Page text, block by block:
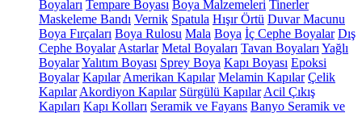
Boyaları Tempare Boyası Boya Malzemeleri Tinerler
Maskeleme Bandı Vernik Spatula Hışır Örtü Duvar Macunu
Boya Fırçaları Boya Rulosu Mala Boya İç Cephe Boyalar Dış
Cephe Boyalar Astarlar Metal Boyaları Tavan Boyaları Yağlı
BoyalarYalıtım Boyası Sprey Boya Kapı Boyası Epoksi
Boyalar Kapılar Amerikan Kapılar Melamin Kapılar Çelik
Kapılar Akordiyon Kapılar Sürgülü Kapılar Acil Çıkış
Kapıları Kapı Kolları Seramik ve Fayans Banyo Seramik ve